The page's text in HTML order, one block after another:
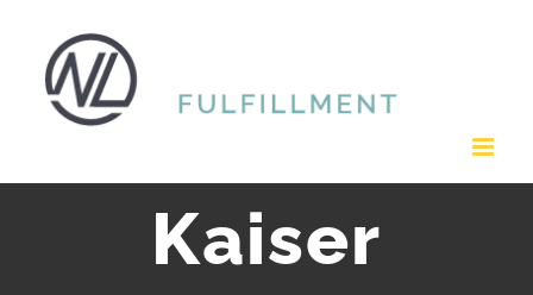
springen
Kaiser